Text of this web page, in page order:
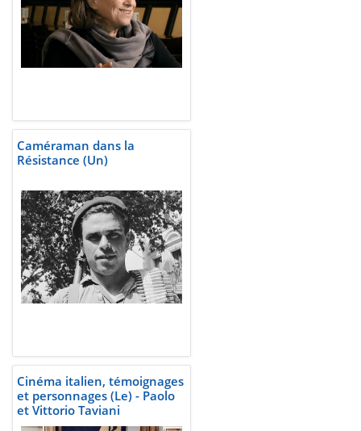
Caméraman dans la
Résistance (Un)
Cinéma italien, témoignages
et personnages (Le) - Paolo
et Vittorio Taviani